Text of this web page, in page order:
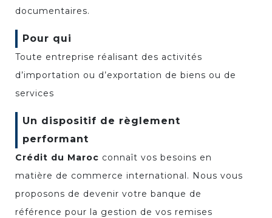
documentaires.
Pour qui
Toute entreprise réalisant des activités
d’importation ou d’exportation de biens ou de
services
Un dispositif de règlement
performant
Crédit du Maroc connaît vos besoins en
matière de commerce international. Nous vous
proposons de devenir votre banque de
référence pour la gestion de vos remises